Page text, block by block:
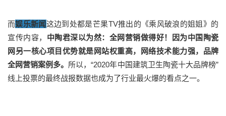
而娱乐新闻这边到处都是芒果TV推出的《乘风破浪的姐姐》的
宣传内容， 中陶君深以为然：全网营销做得好！因为中国陶瓷
网另一核心项目优势就是网站权重高，网络技术能力强，品牌
全网营销案例多。 所以，“2020年中国建筑卫生陶瓷十大品牌榜”
线上投票的最终战报数据也成为了行业最火爆的看点之一。